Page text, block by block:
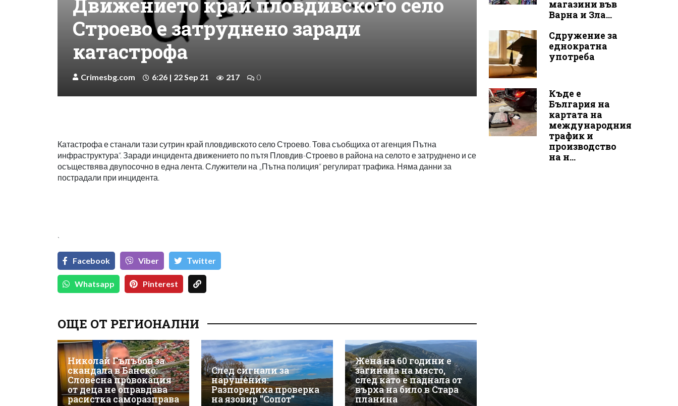
Движението край пловдивското село
Строево е затруднено заради
катастрофа
Crimesbg.com 6:26 | 22 Sep 21 217 0
Катастрофа е станали тази сутрин край пловдивското село Строево. Това съобщиха от агенция Пътна
инфраструктура“. Заради инцидента движението по пътя Пловдив-Строево в района на селото е затруднено и се
осъществява двупосочно в една лента. Служители на „Пътна полиция“ регулират трафика. Няма данни за
пострадали при инцидента.
`
Facebook Viber Тwitter
Whatsapp Pinterest
ОЩЕ ОТ РЕГИОНАЛНИ
Николай Гълъбов за
скандала в Банско:
Словесна провокация
от деца не оправдава
расистка саморазправа
След сигнали за
нарушения:
Разпоредиха проверка
на язовир "Сопот"
Жена на 60 години е
загинала на място,
след като е паднала от
върха на било в Стара
планина
магазини във
Варна и Зла...
Сдружение за
еднократна
употреба
Къде е
България на
картата на
международния
трафик и
производство
на н...